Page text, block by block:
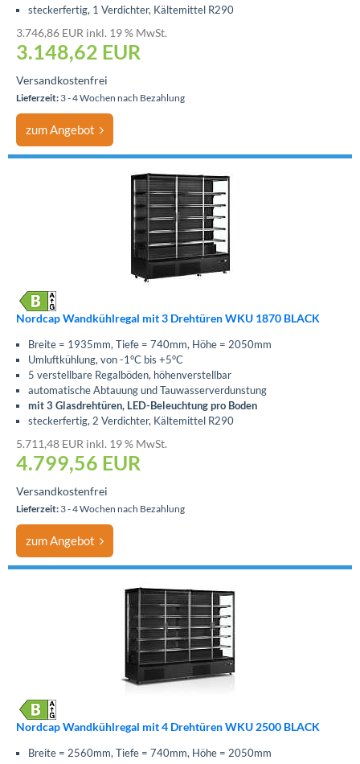
steckerfertig, 1 Verdichter, Kältemittel R290
3.746,86 EUR inkl. 19 % MwSt.
3.148,62 EUR
Versandkostenfrei
Lieferzeit: 3 - 4 Wochen nach Bezahlung
zum Angebot
Nordcap Wandkühlregal mit 3 Drehtüren WKU 1870 BLACK
Breite = 1935mm, Tiefe = 740mm, Höhe = 2050mm
Umluftkühlung, von -1°C bis +5°C
5 verstellbare Regalböden, höhenverstellbar
automatische Abtauung und Tauwasserverdunstung
mit 3 Glasdrehtüren, LED-Beleuchtung pro Boden
steckerfertig, 2 Verdichter, Kältemittel R290
5.711,48 EUR inkl. 19 % MwSt.
4.799,56 EUR
Versandkostenfrei
Lieferzeit: 3 - 4 Wochen nach Bezahlung
zum Angebot
Nordcap Wandkühlregal mit 4 Drehtüren WKU 2500 BLACK
Breite = 2560mm, Tiefe = 740mm, Höhe = 2050mm